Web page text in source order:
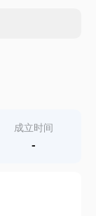
成立时间
-